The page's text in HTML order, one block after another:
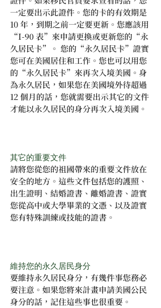
一定要出示此證件。您的卡的有效期是
10 年，到期之前一定要更新。您應該用
“I-90 表”來申請更換或更新您的“永
久居民卡”。 您的“永久居民卡”證實
您可在美國居住和工作。您也可以用您
的“永久居民卡”來再次入境美國。身
為永久居民，如果您在美國境外待超過
12 個月的話，您就需要出示其它的文件
才能以永久居民的身分再次入境美國。
其它的重要文件
請將您從您的祖國帶來的重要文件放在
安全的地方。這些文件包括您的護照、
出生證明、結婚證書、離婚證書、證實
您從高中或大學畢業的文憑、以及證實
您有特殊訓練或技能的證書。
維持您的永久居民身分
要維持永久居民身分，有幾件事您務必
要注意。如果您將來計畫申請美國公民
身分的話，記住這些事也很重要。